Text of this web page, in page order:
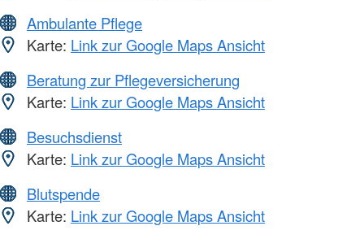
Ambulante Pflege
Karte: Link zur Google Maps Ansicht
Beratung zur Pflegeversicherung
Karte: Link zur Google Maps Ansicht
Besuchsdienst
Karte: Link zur Google Maps Ansicht
Blutspende
Karte: Link zur Google Maps Ansicht